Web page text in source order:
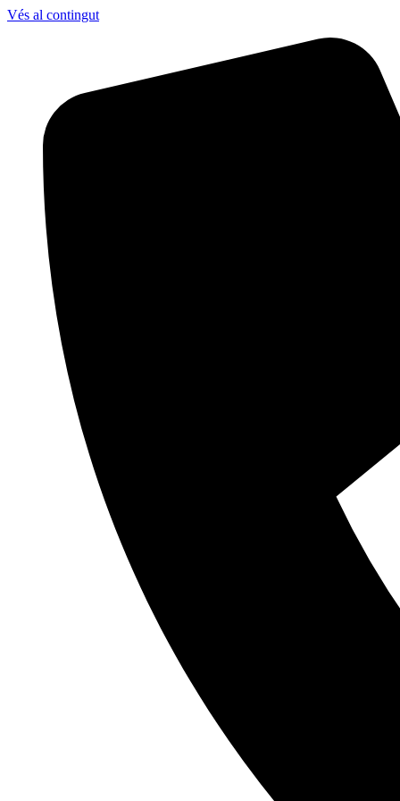
Vés al contingut